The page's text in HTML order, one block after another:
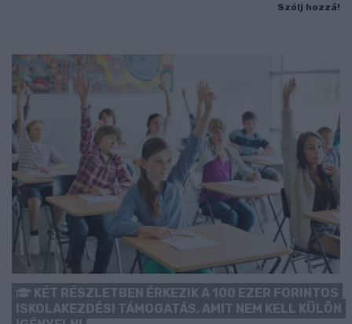
Szólj hozzá!
KÉT RÉSZLETBEN ÉRKEZIK A 100 EZER FORINTOS
ISKOLAKEZDÉSI TÁMOGATÁS, AMIT NEM KELL KÜLÖN